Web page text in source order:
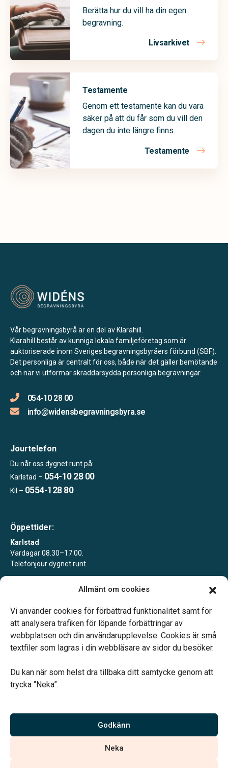
Allmänt om cookies
Vi använder cookies för förbättrad funktionalitet samt för
att analysera trafiken för löpande förbättringar av
webbplatsen och din användarupplevelse. Cookies är små
textfiler som lagras i din webbläsare av sidor du besöker.
Du kan när som helst dra tillbaka ditt samtycke genom att
trycka “Neka”.
Godkänn
Neka
Berätta hur du vill ha din egen
begravning.
Livsarkivet
Testamente
Genom ett testamente kan du vara
säker på att du får som du vill den
dagen du inte längre finns.
Testamente
Vår begravningsbyrå är en del av Klarahill.
Klarahill består av kunniga lokala familjeföretag som är
auktoriserade inom Sveriges begravningsbyråers förbund (SBF).
Det personliga är centralt för oss, både när det gäller bemötande
och när vi utformar skräddarsydda personliga begravningar.
054-10 28 00
info@widensbegravningsbyra.se
Jourtelefon
Du når oss dygnet runt på:
Karlstad – 054-10 28 00
Kil – 0554-128 80
Öppettider:
Karlstad
Vardagar 08.30–17.00.
Telefonjour dygnet runt.
Telefonjour dygnet runt.
Vårt systerbolag Verahill hjälper dig med familjejuridiken –
Vi är auktoriserade av Sveriges Begravningsbyråers Förbund och
har högt ställda krav på utbildning, kvalitet, miljö och arbetsmiljö.